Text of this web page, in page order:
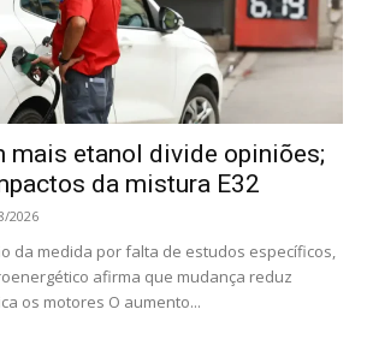
mais etanol divide opiniões;
da mistura E32
2026
da medida por falta de estudos específicos,
afirma que mudança reduz
os motores O aumento...